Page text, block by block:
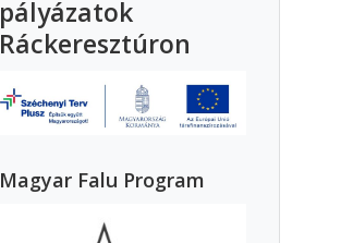
pályázatok
Ráckeresztúron
Magyar Falu Program